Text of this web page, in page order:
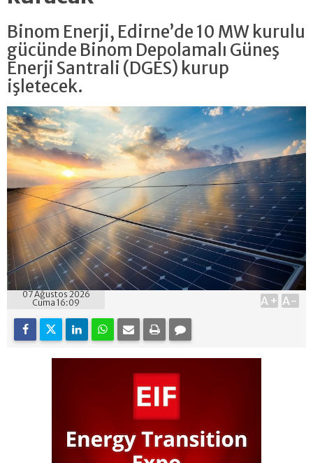
Binom Enerji, Edirne’de 10 MW kurulu
gücünde Binom Depolamalı Güneş
Enerji Santrali (DGES) kurup
işletecek.
07 Ağustos 2026
Cuma 16:09
A+ A-